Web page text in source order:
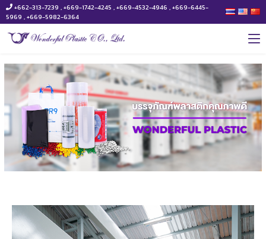
+662-313-7239 , +669-1742-4245 , +669-4532-4946 , +669-6445-
5969 , +669-5982-6364